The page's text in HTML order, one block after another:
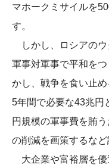
マホークミサイルを
す。
しかし、ロシアのウ
軍事対軍事で平和を
かし、戦争を食い止
5年間で必要な43兆円
円規模の軍事費を賄
の削減を画策するなど
大企業や富裕層を優